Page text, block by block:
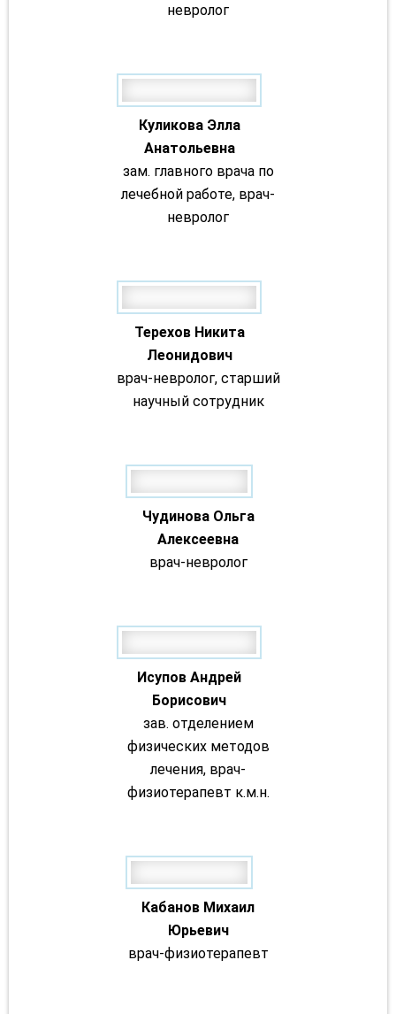
невролог
Куликова Элла
Анатольевна
зам. главного врача по
лечебной работе, врач-
невролог
Терехов Никита
Леонидович
врач-невролог, старший
научный сотрудник
Чудинова Ольга
Алексеевна
врач-невролог
Исупов Андрей
Борисович
зав. отделением
физических методов
лечения, врач-
физиотерапевт к.м.н.
Кабанов Михаил
Юрьевич
врач-физиотерапевт